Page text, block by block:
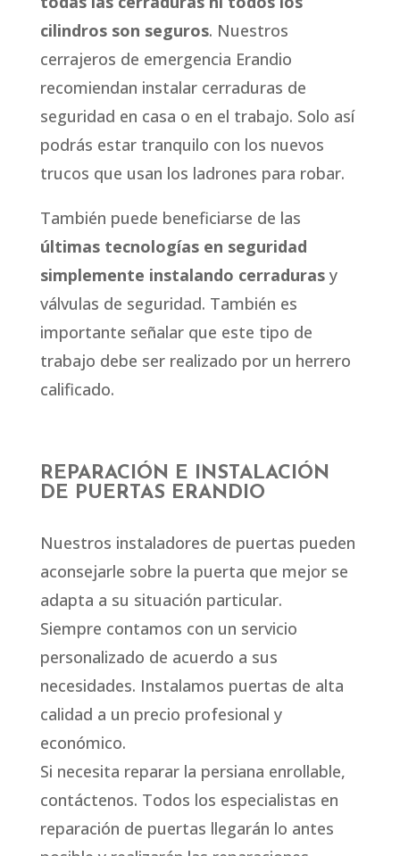
cilindros son seguros. Nuestros
cerrajeros de emergencia Erandio
recomiendan instalar cerraduras de
seguridad en casa o en el trabajo. Solo así
podrás estar tranquilo con los nuevos
trucos que usan los ladrones para robar.
También puede beneficiarse de las
últimas tecnologías en seguridad
simplemente instalando cerradurasy
válvulas de seguridad. También es
importante señalar que este tipo de
trabajo debe ser realizado por un herrero
calificado.
REPARACIÓN E INSTALACIÓN
DE PUERTAS ERANDIO
Nuestros instaladores de puertas pueden
aconsejarle sobre la puerta que mejor se
adapta a su situación particular.
Siempre contamos con un servicio
personalizado de acuerdo a sus
necesidades. Instalamos puertas de alta
calidad a un precio profesional y
económico.
Si necesita reparar la persiana enrollable,
contáctenos. Todos los especialistas en
reparación de puertas llegarán lo antes